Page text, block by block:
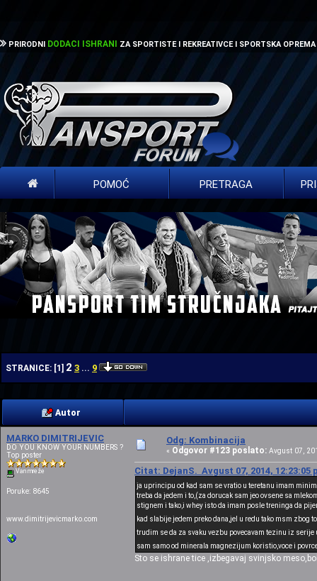
PRIRODNI DODACI ISHRANI ZA SPORTISTE I REKREATIVCE I SPORTSKA OPREMA
POMOĆ PRETRAGA
STRANICE: [1 ] 2 3 ... 9
Autor
MARKO DIMITRIJEVIC
DO YOU KNOW YOUR NUMBERS ?
Top poster
Van mreže
Poruke: 8645
www.dimitrijevicmarko.com
Odg: Kombinacija
« Odgovor #123 poslato: Avgust 07,
Citat: DejanS. Avgust 07, 2014, 12:23:05
ja uprincipu od kad sam se vratio u teretanu imam
treba da jedem i to,(za dorucak sam jeo ovsene sa
stignem i tako,i whey isto da imam posle treninga da
kad slabije jedem preko dana,jel u redu tako msm zbog
trudim se da za svaku vezbu povecavam tezinu iz
sam samo od minerala magnezijum koristio,voce i
Sto se ishrane tice ,izbegavaj svinjsko